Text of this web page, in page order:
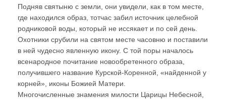
Подняв святыню с земли, они увидели, как в том месте,
где находился образ, тотчас забил источник целебной
родниковой воды, который не иссякает и по сей день.
Охотники срубили на святом месте часовню и поставили
в ней чудесно явленную икону. С той поры началось
всенародное почитание новообретенного образа,
получившего название Курской-Коренной, «найденной у
корней», иконы Божией Матери.
Многочисленные знамения милости Царицы Небесной,